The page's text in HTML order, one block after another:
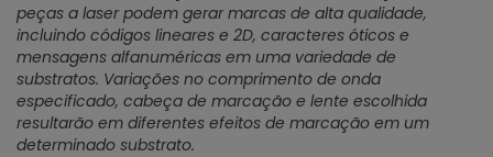
peças a laser podem gerar marcas de alta qualidade,
incluindo códigos lineares e 2D, caracteres óticos e
mensagens alfanuméricas em uma variedade de
substratos. Variações no comprimento de onda
especificado, cabeça de marcação e lente escolhida
resultarão em diferentes efeitos de marcação em um
determinado substrato.